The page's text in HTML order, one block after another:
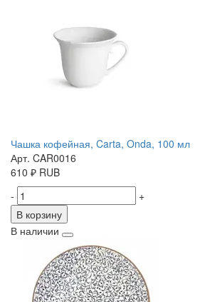
Чашка кофейная, Carta, Onda, 100 мл
Арт. CAR0016
610 ₽ RUB
-
+
В корзину
В наличии